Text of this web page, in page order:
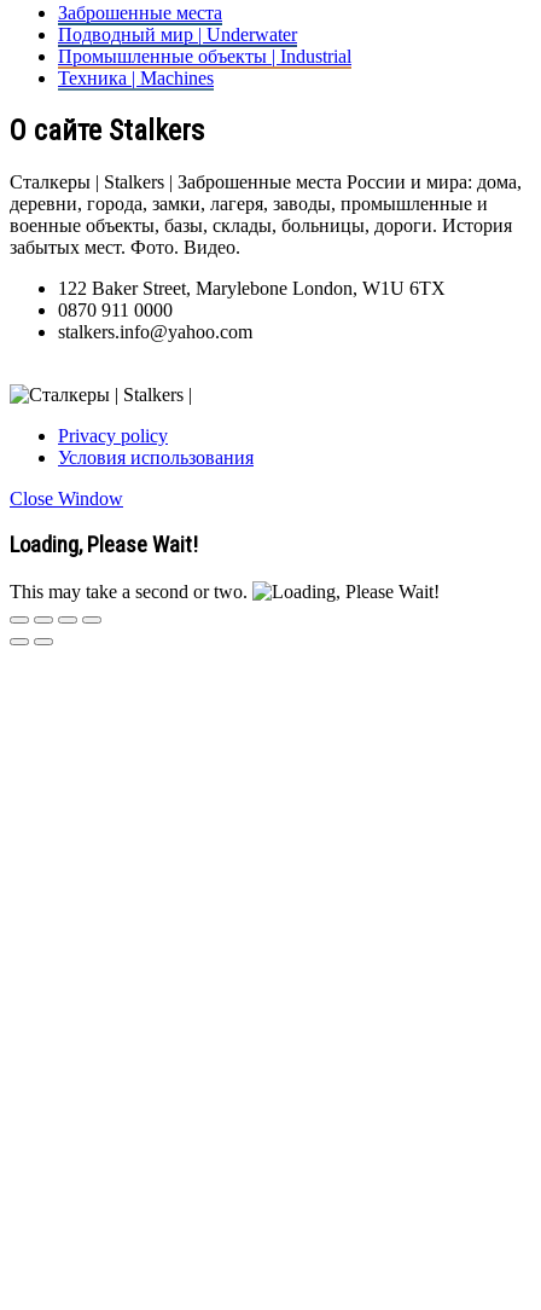
Заброшенные места
Подводный мир | Underwater
Промышленные объекты | Industrial
Техника | Machines
О сайте Stalkers
Сталкеры | Stalkers | Заброшенные места России и мира: дома,
деревни, города, замки, лагеря, заводы, промышленные и
военные объекты, базы, склады, больницы, дороги. История
забытых мест. Фото. Видео.
122 Baker Street, Marylebone London, W1U 6TX
0870 911 0000
stalkers.info@yahoo.com
Privacy policy
Условия использования
Close Window
Loading, Please Wait!
This may take a second or two.